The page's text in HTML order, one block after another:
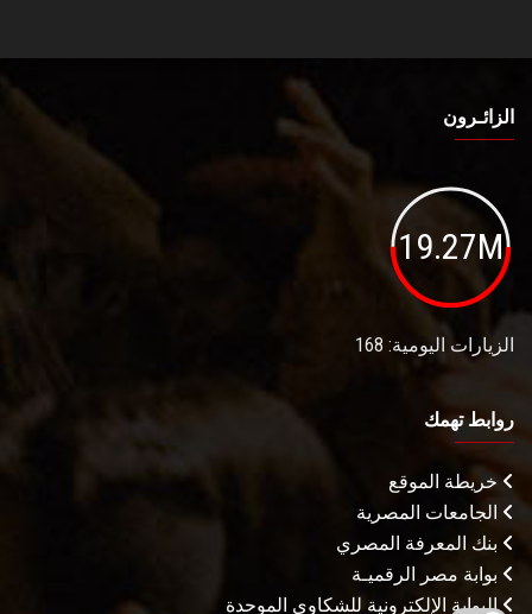
الزائـرون
19.27M
الزيارات اليومية: 168
روابط تهمك
خريطة الموقع
الجامعات المصرية
بنك المعرفة المصري
بوابة مصر الرقميـة
البوابة الإلكترونية للشكاوى الموحدة